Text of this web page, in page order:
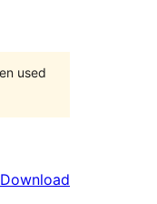
used
Download